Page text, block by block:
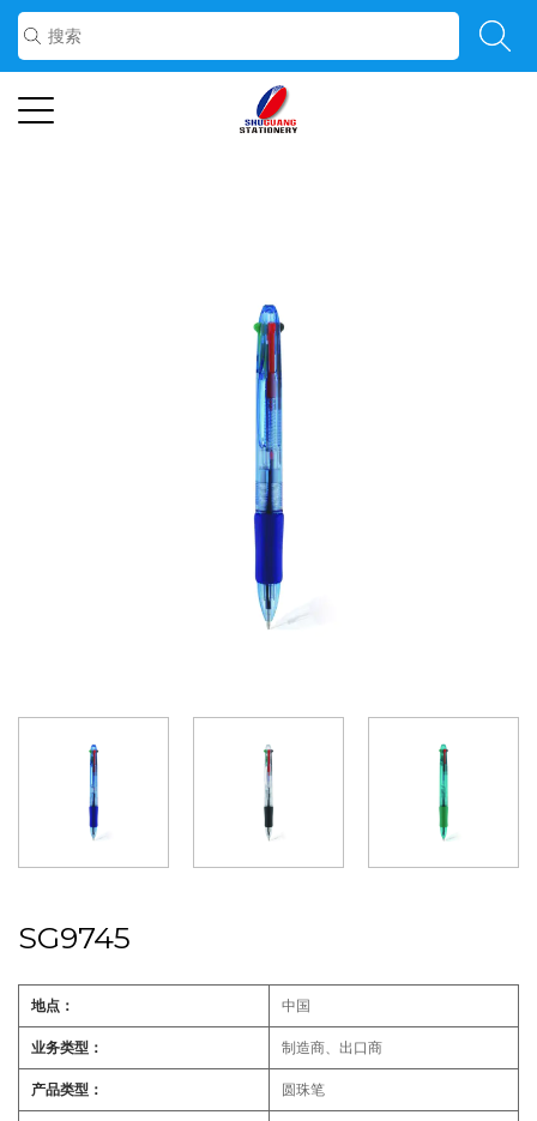
SG9745
地点： 中国
业务类型： 制造商、出口商
产品类型： 圆珠笔